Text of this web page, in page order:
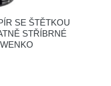
SE ŠTĚTKOU
STŘÍBRNÉ